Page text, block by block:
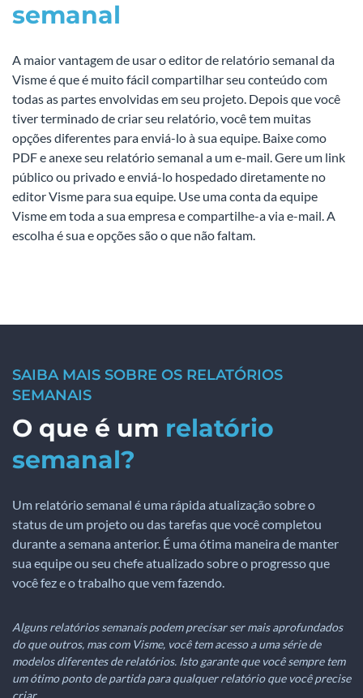
semanal
A maior vantagem de usar o editor de relatório semanal da
Visme é que é muito fácil compartilhar seu conteúdo com
todas as partes envolvidas em seu projeto. Depois que você
tiver terminado de criar seu relatório, você tem muitas
opções diferentes para enviá-lo à sua equipe. Baixe como
PDF e anexe seu relatório semanal a um e-mail. Gere um link
público ou privado e enviá-lo hospedado diretamente no
editor Visme para sua equipe. Use uma conta da equipe
Visme em toda a sua empresa e compartilhe-a via e-mail. A
escolha é sua e opções são o que não faltam.
SAIBA MAIS SOBRE OS RELATÓRIOS
SEMANAIS
O que é um relatório
semanal?
Um relatório semanal é uma rápida atualização sobre o
status de um projeto ou das tarefas que você completou
durante a semana anterior. É uma ótima maneira de manter
sua equipe ou seu chefe atualizado sobre o progresso que
você fez e o trabalho que vem fazendo.
Alguns relatórios semanais podem precisar ser mais aprofundados
do que outros, mas com Visme, você tem acesso a uma série de
modelos diferentes de relatórios. Isto garante que você sempre tem
um ótimo ponto de partida para qualquer relatório que você precise
criar.